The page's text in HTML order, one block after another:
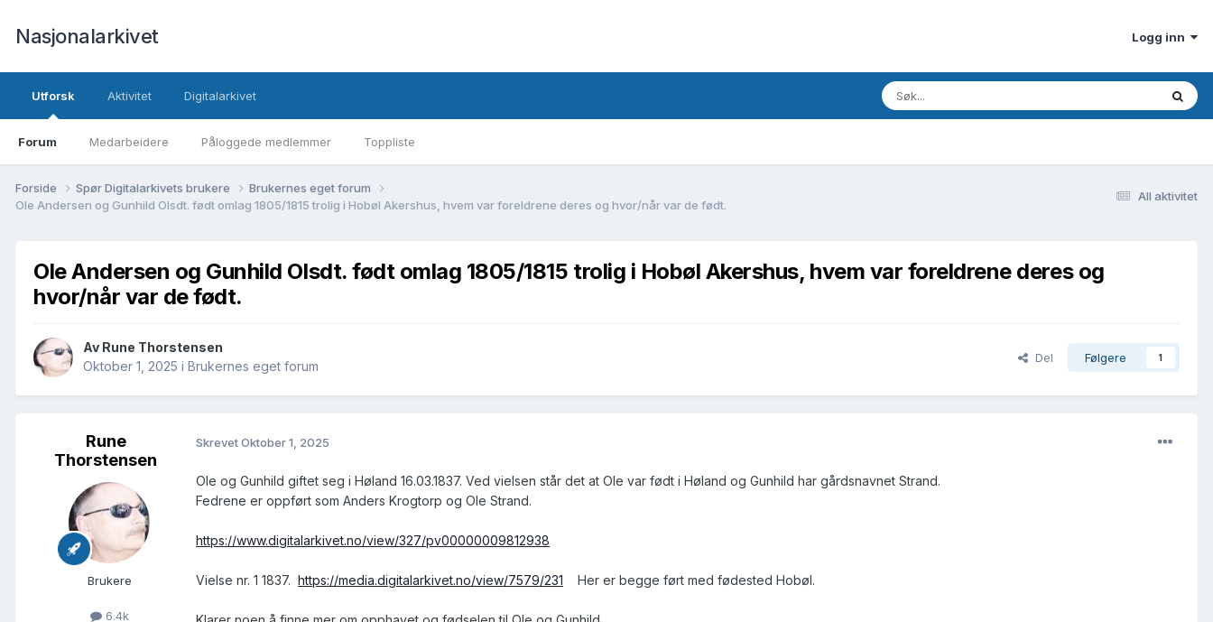
Nasjonalarkivet Logg inn
Utforsk
Forum Medarbeidere Påloggede medlemmer Toppliste
Aktivitet Digitalarkivet
All aktivitet
Forside Spør Digitalarkivets brukere
Brukernes eget forum
Ole Andersen og Gunhild Olsdt. født omlag 1805/1815 trolig i Hobøl Akershus, hvem var foreldrene deres og hvor/når var de født.
Ole Andersen og Gunhild Olsdt. født omlag 1805/1815 trolig i Hobøl Akershus, hvem var foreldrene deres og
hvor/når var de født.
Av Rune Thorstensen
Oktober 1, 2025 i Brukernes eget forum
Del Følgere 1
Rune
Thorstensen
Brukere
6.4k
SkrevetOktober 1, 2025
Ole og Gunhild giftet seg i Høland 16.03.1837. Ved vielsen står det at Ole var født i Høland og Gunhild har gårdsnavnet Strand.
Fedrene er oppført som Anders Krogtorp og Ole Strand.
https://www.digitalarkivet.no/view/327/pv00000009812938
Vielse nr. 1 1837. https://media.digitalarkivet.no/view/7579/231 Her er begge ført med fødested Hobøl.